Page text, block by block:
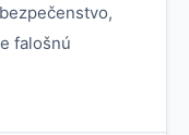
falošnú